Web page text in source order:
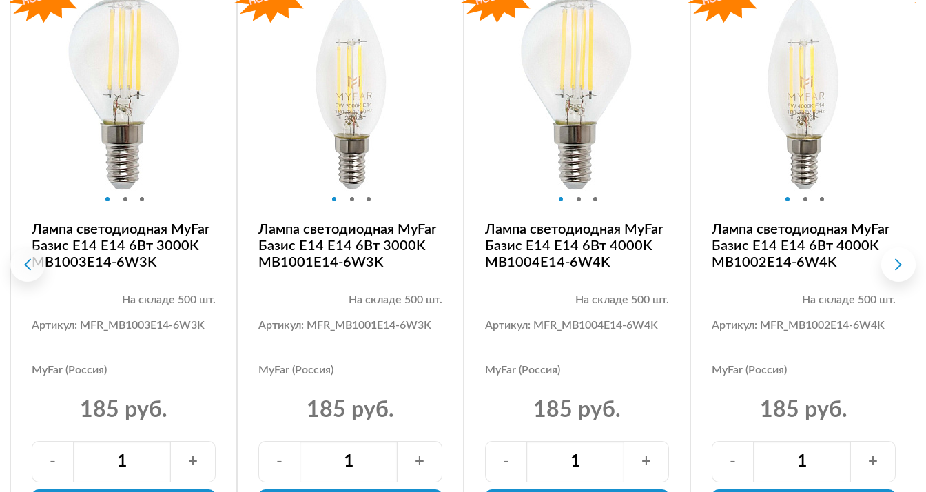
Лампа светодиодная MyFar
Базис E14 E14 6Вт 3000K
MB1003E14-6W3K
На складе 500 шт.
Артикул: MFR_MB1003E14-6W3K
MyFar (Россия)
185 руб.
- +
Лампа светодиодная MyFar
Базис E14 E14 6Вт 3000K
MB1001E14-6W3K
На складе 500 шт.
Артикул: MFR_MB1001E14-6W3K
MyFar (Россия)
185 руб.
- +
Лампа светодиодная MyFar
Базис E14 E14 6Вт 4000K
MB1004E14-6W4K
На складе 500 шт.
Артикул: MFR_MB1004E14-6W4K
MyFar (Россия)
185 руб.
- +
Лампа светодиодная MyFar
Базис E14 E14 6Вт 4000K
MB1002E14-6W4K
На складе 500 шт.
Артикул: MFR_MB1002E14-6W4K
MyFar (Россия)
185 руб.
- +